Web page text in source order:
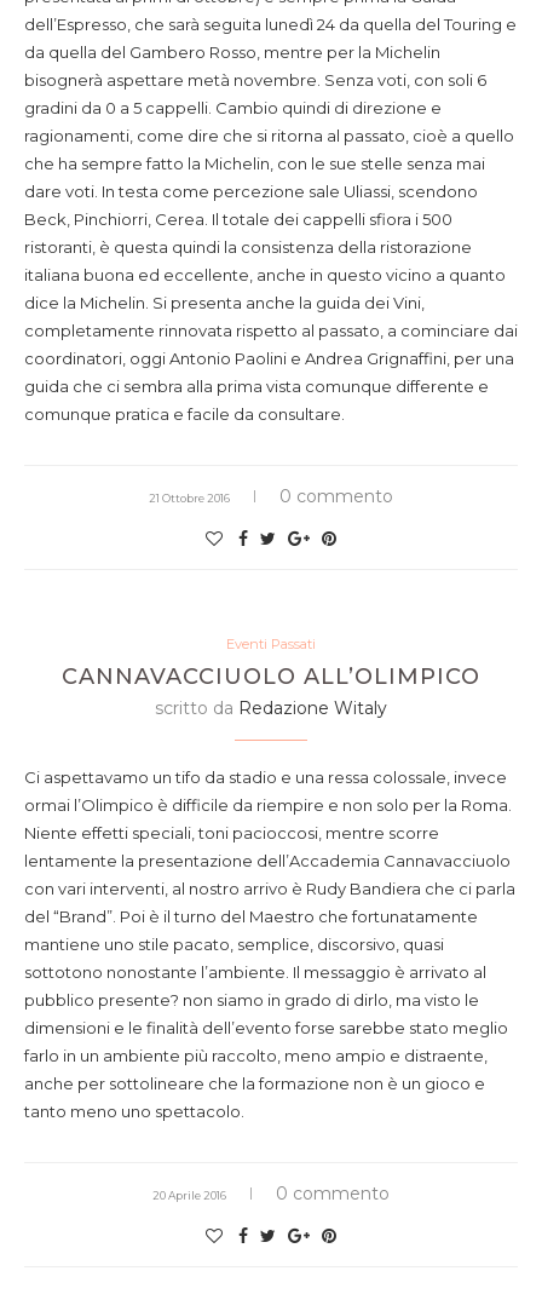
dell’Espresso, che sarà seguita lunedì 24 da quella del Touring e
da quella del Gambero Rosso, mentre per la Michelin
bisognerà aspettare metà novembre. Senza voti, con soli 6
gradini da 0 a 5 cappelli. Cambio quindi di direzione e
ragionamenti, come dire che si ritorna al passato, cioè a quello
che ha sempre fatto la Michelin, con le sue stelle senza mai
dare voti. In testa come percezione sale Uliassi, scendono
Beck, Pinchiorri, Cerea. Il totale dei cappelli sfiora i 500
ristoranti, è questa quindi la consistenza della ristorazione
italiana buona ed eccellente, anche in questo vicino a quanto
dice la Michelin. Si presenta anche la guida dei Vini,
completamente rinnovata rispetto al passato, a cominciare dai
coordinatori, oggi Antonio Paolini e Andrea Grignaffini, per una
guida che ci sembra alla prima vista comunque differente e
comunque pratica e facile da consultare.
21 Ottobre 2016 0 commento
Eventi Passati
CANNAVACCIUOLO ALL’OLIMPICO
scritto da Redazione Witaly
Ci aspettavamo un tifo da stadio e una ressa colossale, invece
ormai l’Olimpico è difficile da riempire e non solo per la Roma.
Niente effetti speciali, toni pacioccosi, mentre scorre
lentamente la presentazione dell’Accademia Cannavacciuolo
con vari interventi, al nostro arrivo è Rudy Bandiera che ci parla
del “Brand”. Poi è il turno del Maestro che fortunatamente
mantiene uno stile pacato, semplice, discorsivo, quasi
sottotono nonostante l’ambiente. Il messaggio è arrivato al
pubblico presente? non siamo in grado di dirlo, ma visto le
dimensioni e le finalità dell’evento forse sarebbe stato meglio
farlo in un ambiente più raccolto, meno ampio e distraente,
anche per sottolineare che la formazione non è un gioco e
tanto meno uno spettacolo.
20 Aprile 2016 0 commento